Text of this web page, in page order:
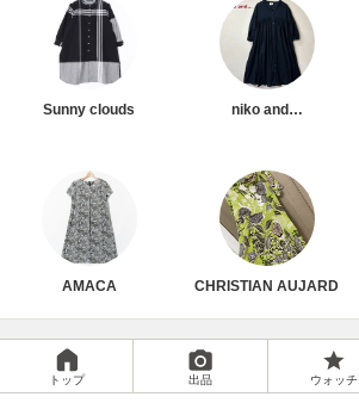
Sunny clouds niko and…
AMACA CHRISTIAN AUJARD
トップ 出品 ウォッチ